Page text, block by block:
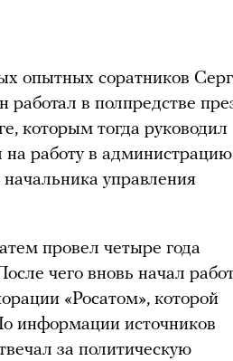
опытных соратников
в полпредстве
которым тогда руководил
работу в администрацию
управления
провел четыре года
чего вновь начал
«Росатом», которой
информации источников
за политическую